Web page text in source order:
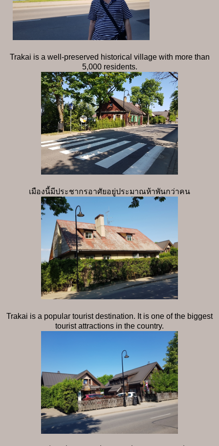
Trakai is a well-preserved historical village with more than
5,000 residents.
เมืองนี้มีประชากรอาศัยอยู่ประมาณห้าพันกว่าคน
Trakai is a popular tourist destination. It is one of the biggest
tourist attractions in the country.